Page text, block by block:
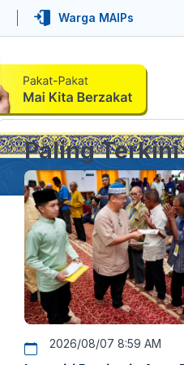
Warga MAIPs
Paling Terkini
2026/08/07 8:59 AM